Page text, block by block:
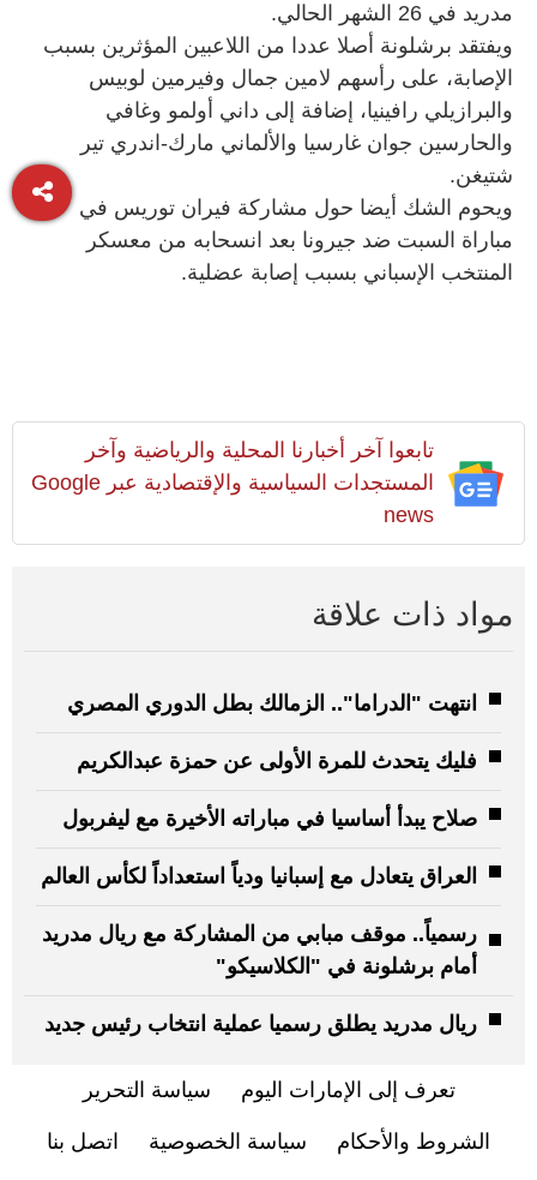
مدريد في 26 الشهر الحالي.
ويفتقد برشلونة أصلا عددا من اللاعبين المؤثرين بسبب
الإصابة، على رأسهم لامين جمال وفيرمين لوبيس
والبرازيلي رافينيا، إضافة إلى داني أولمو وغافي
والحارسين جوان غارسيا والألماني مارك-اندري تير
شتيغن.
ويحوم الشك أيضا حول مشاركة فيران توريس في
مباراة السبت ضد جيرونا بعد انسحابه من معسكر
المنتخب الإسباني بسبب إصابة عضلية.
تابعوا آخر أخبارنا المحلية والرياضية وآخر
المستجدات السياسية والإقتصادية عبر Google
news
مواد ذات علاقة
انتهت "الدراما".. الزمالك بطل الدوري المصري
فليك يتحدث للمرة الأولى عن حمزة عبدالكريم
صلاح يبدأ أساسيا في مباراته الأخيرة مع ليفربول
العراق يتعادل مع إسبانيا ودياً استعداداً لكأس العالم
رسمياً.. موقف مبابي من المشاركة مع ريال مدريد
أمام برشلونة في "الكلاسيكو"
ريال مدريد يطلق رسميا عملية انتخاب رئيس جديد
تعرف إلى الإمارات اليوم سياسة التحرير
الشروط والأحكام سياسة الخصوصية اتصل بنا